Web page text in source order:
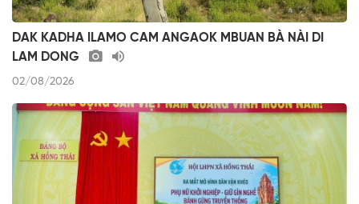
DAK KADHA ILAMO CAM ANGAOK MBUAN BÀ NÀI DI
LAM DONG
02/08/2026